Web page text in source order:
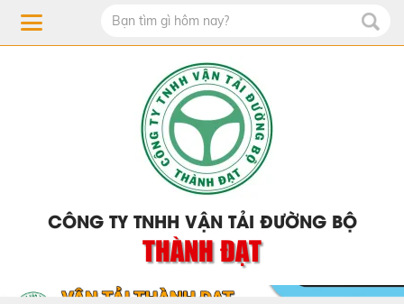
CÔNG TY TNHH VẬN TẢI ĐƯỜNG BỘ
THÀNH ĐẠT